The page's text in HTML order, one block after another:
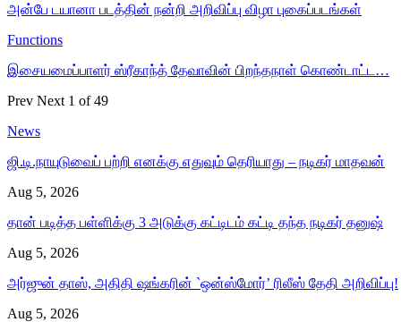
அன்பே டயானா படத்தின் நன்றி அறிவிப்பு விழா புகைப்படங்கள்
Functions
இசையமைப்பாளர் ஸ்ரீகாந்த் தேவாவின் பிறந்தநாள் கொண்டாட்ட…
Prev Next 1 of 49
News
ஜி.டி.நாயுடுவைப் பற்றி எனக்கு எதுவும் தெரியாது – நடிகர் மாதவன்
Aug 5, 2026
தான் படித்த பள்ளிக்கு 3 அடுக்கு கட்டிடம் கட்டி தந்த நடிகர் தனுஷ்
Aug 5, 2026
அர்ஜுன் தாஸ், அதிதி ஷங்கரின் `ஒன்ஸ்மோர்’ ரிலீஸ் தேதி அறிவிப்பு!
Aug 5, 2026